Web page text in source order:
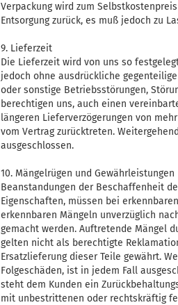
Verpackung wird zum
Entsorgung zurück, es muß jedoch zu
9. Lieferzeit
Die Lieferzeit wird von uns so
jedoch ohne ausdrückliche
oder sonstige Betriebsstörungen,
berechtigen uns, auch einen
längeren Lieferverzögerungen von
vom Vertrag zurücktreten.
ausgeschlossen.
10. Mängelrügen und Gewährleistungen
Beanstandungen der Beschaffenheit
Eigenschaften, müssen bei
erkennbaren Mängeln unverzüglich
gemacht werden. Auftretende Mängel
gelten nicht als berechtigte
Ersatzlieferung dieser Teile gewährt.
Folgeschäden, ist in jedem Fall
steht dem Kunden ein
mit unbestrittenen oder rechtskräftig